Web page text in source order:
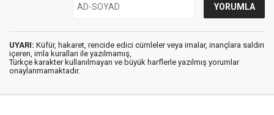
UYARI: Küfür, hakaret, rencide edici cümleler veya imalar, inançlara saldırı
içeren, imla kuralları ile yazılmamış,
Türkçe karakter kullanılmayan ve büyük harflerle yazılmış yorumlar
onaylanmamaktadır.